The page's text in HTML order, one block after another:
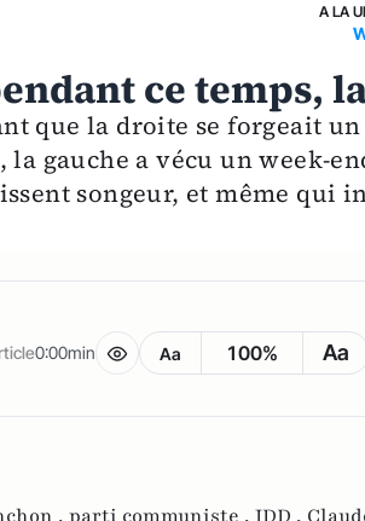
A LA
ce temps,
que la droite se forgeait
la gauche a vécu un week-
songeur, et même qui
0:00min Aa 100% Aa